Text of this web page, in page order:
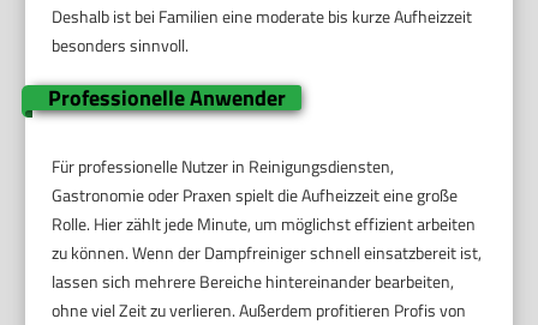
Deshalb ist bei Familien eine moderate bis kurze Aufheizzeit
besonders sinnvoll.
Professionelle Anwender
Für professionelle Nutzer in Reinigungsdiensten,
Gastronomie oder Praxen spielt die Aufheizzeit eine große
Rolle. Hier zählt jede Minute, um möglichst effizient arbeiten
zu können. Wenn der Dampfreiniger schnell einsatzbereit ist,
lassen sich mehrere Bereiche hintereinander bearbeiten,
ohne viel Zeit zu verlieren. Außerdem profitieren Profis von